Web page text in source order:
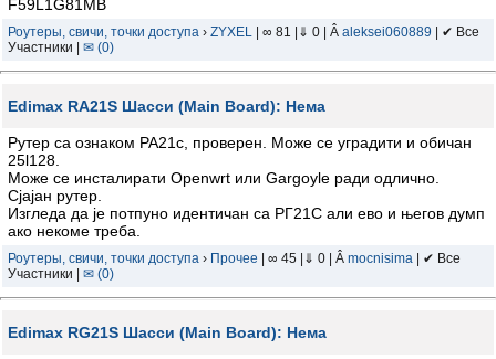
F59L1G81MB
Роутеры, свичи, точки доступа › ZYXEL | ∞ 81 |⇓ 0 | Â aleksei060889 | ✔ Все
Участники | ✉ (0)
Edimax RA21S Шасси (Main Board): Нема
Рутер са ознаком РА21с, проверен. Може се уградити и обичан
25l128.
Може се инсталирати Openwrt или Gargoyle ради одлично.
Сјајан рутер.
Изгледа да је потпуно идентичан са РГ21С али ево и његов думп
ако некоме треба.
Роутеры, свичи, точки доступа › Прочее | ∞ 45 |⇓ 0 | Â mocnisima | ✔ Все
Участники | ✉ (0)
Edimax RG21S Шасси (Main Board): Нема